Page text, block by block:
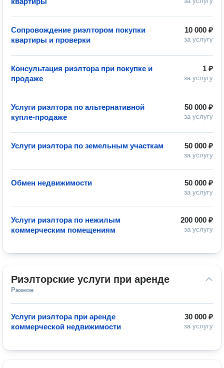
10 000 ₽
за услугу
Сопровождение риэлтором покупки
квартиры и проверки
1 ₽
за услугу
Консультация риэлтора при покупке и
продаже
50 000 ₽
за услугу
Услуги риэлтора по альтернативной
купле-продаже
50 000 ₽
за услугу
Услуги риэлтора по земельным участкам
50 000 ₽
за услугу
Обмен недвижимости
200 000 ₽
за услугу
Услуги риэлтора по нежилым
коммерческим помещениям
Риэлторские услуги при аренде
Разное
30 000 ₽
за услугу
Услуги риэлтора при аренде
коммерческой недвижимости